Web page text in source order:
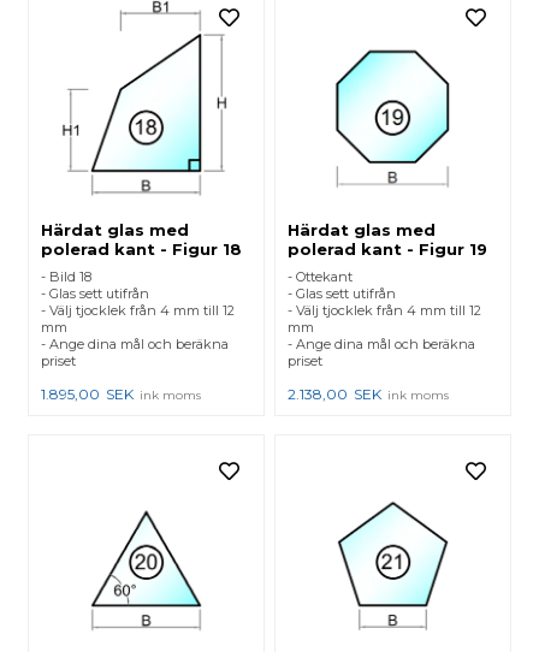
Härdat glas med
polerad kant - Figur 18
- Bild 18
- Glas sett utifrån
- Välj tjocklek från 4 mm till 12
mm
- Ange dina mål och beräkna
priset
1.895,00 SEK ink moms
Härdat glas med
polerad kant - Figur 19
- Ottekant
- Glas sett utifrån
- Välj tjocklek från 4 mm till 12
mm
- Ange dina mål och beräkna
priset
2.138,00 SEK ink moms